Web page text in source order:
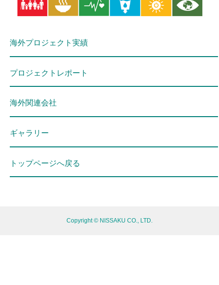
海外プロジェクト実績
プロジェクトレポート
海外関連会社
ギャラリー
トップページへ戻る
Copyright © NISSAKU CO., LTD.